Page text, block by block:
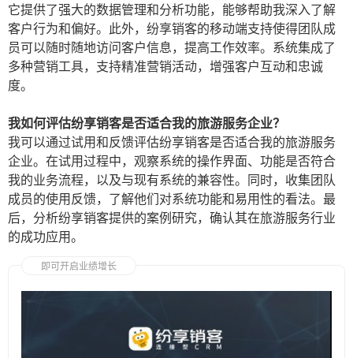
它提供了强大的数据管理和分析功能，能够帮助我深入了解
客户行为和偏好。此外，纷享销客的移动端支持使得团队成
员可以随时随地访问客户信息，提高工作效率。系统集成了
多种营销工具，支持精准营销活动，增强客户互动和忠诚
度。
我如何评估纷享销客是否适合我的旅游服务企业？
我可以通过试用和反馈评估纷享销客是否适合我的旅游服务
企业。在试用过程中，观察系统的操作界面、功能是否符合
我的业务流程，以及与现有系统的兼容性。同时，收集团队
成员的使用反馈，了解他们对系统功能和易用性的看法。最
后，分析纷享销客提供的案例研究，确认其在旅游服务行业
的成功应用。
即可开启业绩增长